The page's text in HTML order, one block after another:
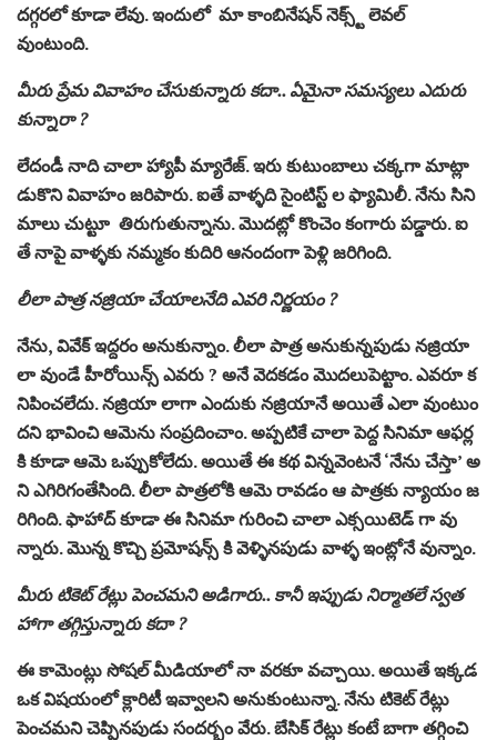
దగ్గరలో కూడా లేవు. ఇందులో మా కాంబినేషన్ నెక్స్ట్ లెవల్
వుంటుంది.
మీరు ప్రేమ వివాహం చేసుకున్నారు కదా.. ఏమైనా సమస్యలు ఎదురు
కున్నారా ?
లేదండీ నాది చాలా హ్యాపీ మ్యారేజ్. ఇరు కుటుంబాలు చక్కగా మాట్లా
డుకొని వివాహం జరిపారు. ఐతే వాళ్ళది సైంటిస్ట్ ల ఫ్యామిలీ. నేను సిని
మాలు చుట్టూ తిరుగుతున్నాను. మొదట్లో కొంచెం కంగారు పడ్డారు. ఐ
తే నాపై వాళ్ళకు నమ్మకం కుదిరి ఆనందంగా పెళ్లి జరిగింది.
లీలా పాత్ర నజ్రియా చేయాలనేది ఎవరి నిర్ణయం ?
నేను, వివేక్ ఇద్దరం అనుకున్నాం. లీలా పాత్ర అనుకున్నపుడు నజ్రియా
లా వుండే హీరోయిన్స్ ఎవరు ? అనే వెదకడం మొదలుపెట్టాం. ఎవరూ క
నిపించలేదు. నజ్రియా లాగా ఎందుకు నజ్రియానే అయితే ఎలా వుంటుం
దని భావించి ఆమెను సంప్రదించాం. అప్పటికే చాలా పెద్ద సినిమా ఆఫర్ల
కి కూడా ఆమె ఒప్పుకోలేదు. అయితే ఈ కథ విన్నవెంటనే ‘నేను చేస్తా’ అ
ని ఎగిరిగంతేసింది. లీలా పాత్రలోకి ఆమె రావడం ఆ పాత్రకు న్యాయం జ
రిగింది. ఫాహాద్ కూడా ఈ సినిమా గురించి చాలా ఎక్సయిటెడ్ గా వు
న్నారు. మొన్న కొచ్చి ప్రమోషన్స్ కి వెళ్ళినపుడు వాళ్ళ ఇంట్లోనే వున్నాం.
మీరు టికెట్ రేట్లు పెంచమని అడిగారు.. కానీ ఇప్పుడు నిర్మాతలే స్వత
హాగా తగ్గిస్తున్నారు కదా ?
ఈ కామెంట్లు సోషల్ మీడియాలో నా వరకూ వచ్చాయి. అయితే ఇక్కడ
ఒక విషయంలో క్లారిటీ ఇవ్వాలని అనుకుంటున్నా. నేను టికెట్ రేట్లు
పెంచమని చెప్పినపుడు సందర్భం వేరు. బేసిక్ రేట్లు కంటే బాగా తగ్గించి